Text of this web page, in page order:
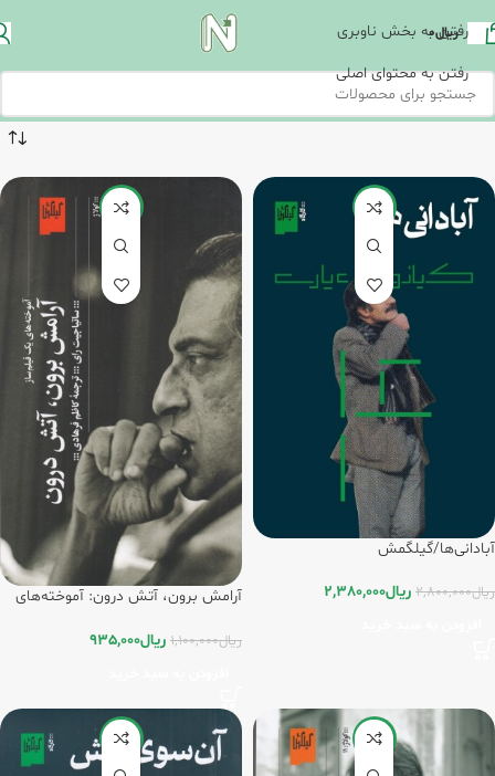
رفتن به بخش ناوبری
رفتن به محتوای اصلی
ریال0
-15%
آبادانی‌ها/گیلگمش
ریال2,800,000 ریال2,380,000
-15%
آرامش برون، آتش درون: آموخته‌های
ریال1,100,000 ریال935,000
-15%
-15%